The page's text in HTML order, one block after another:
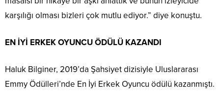
karşılığı olması bizleri çok mutlu ediyor.” diye konuştu.
EN İYİ ERKEK OYUNCU ÖDÜLÜ KAZANDI
Haluk Bilginer, 2019’da Şahsiyet dizisiyle Uluslararası
Emmy Ödülleri’nde En İyi Erkek Oyuncu ödülü kazanmıştı.